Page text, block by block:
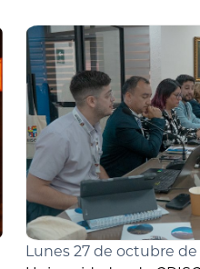
Lunes 27 de octubre de